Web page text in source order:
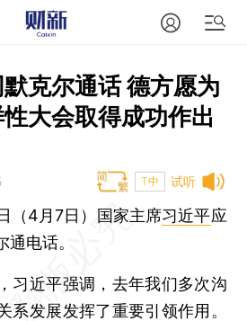
克尔通话 德方愿为
大会取得成功作出
试听
T中
（4月7日） 国家主席习近平应
电话。
近平强调，去年我们多次沟
系发展发挥了重要引领作用。